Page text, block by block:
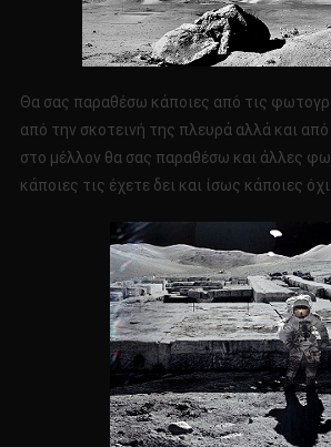
Θα σας παραθέσω κάποιες από τις
από την σκοτεινή της πλευρά αλλά και
στο μέλλον θα σας παραθέσω και άλλες
κάποιες τις έχετε δει και ίσως κάποιες